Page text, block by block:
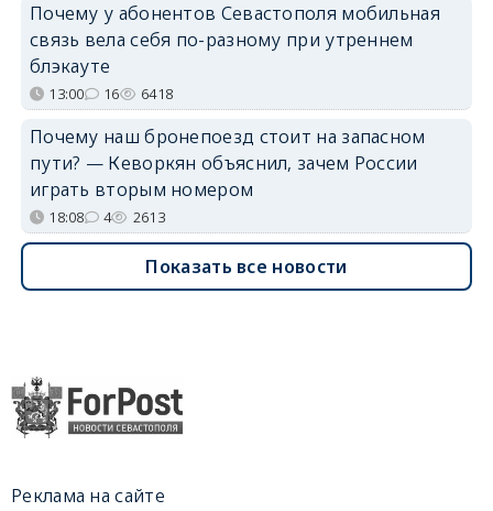
Почему у абонентов Севастополя мобильная
связь вела себя по-разному при утреннем
блэкауте
13:00 16 6418
Почему наш бронепоезд стоит на запасном
пути? — Кеворкян объяснил, зачем России
играть вторым номером
18:08 4 2613
Показать все новости
Реклама на сайте